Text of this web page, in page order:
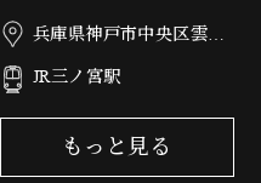
兵庫県神戸市中央区雲井
JR三ノ宮駅
もっと見る